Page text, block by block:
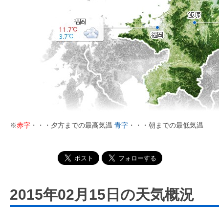
※赤字 ・・・夕方までの最高気温 青字 ・・・朝までの最低気温
2015年02月15日の天気概況